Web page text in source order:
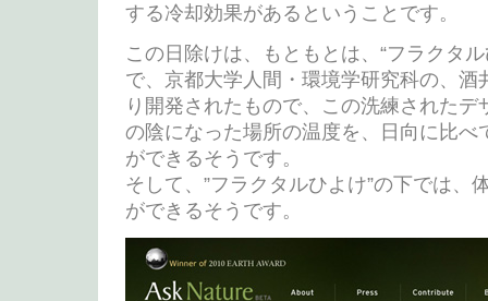
する冷却効果があるということです。
この日除けは、もともとは、“フラクタ
で、京都大学人間・環境学研究科の、酒
り開発されたもので、この洗練された
の陰になった場所の温度を、日向に比
ができるそうです。
そして、”フラクタルひよけ”の下では
ができるそうです。